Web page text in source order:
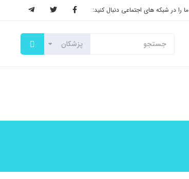
ما را در شبکه های اجتماعی دنبال کنید: